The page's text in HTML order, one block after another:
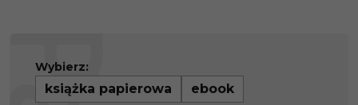
Wybierz:
książka papierowa ebook